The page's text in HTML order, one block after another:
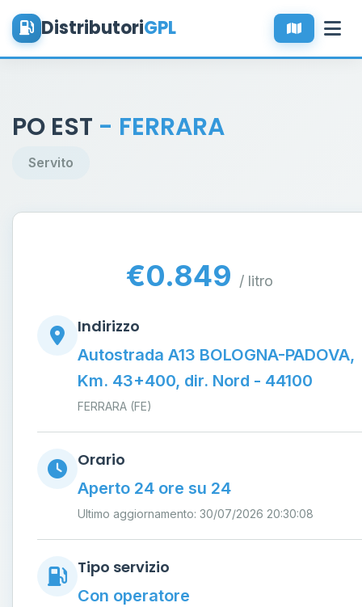
DistributoriGPL
PO EST - FERRARA
Servito
€0.849 / litro
Indirizzo
Autostrada A13 BOLOGNA-PADOVA,
Km. 43+400, dir. Nord - 44100
FERRARA (FE)
Orario
Aperto 24 ore su 24
Ultimo aggiornamento: 30/07/2026 20:30:08
Tipo servizio
Con operatore